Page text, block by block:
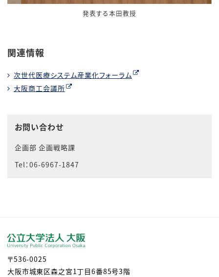
発表する本田教授
関連情報
次世代医療システム産業化フォーラム
大阪商工会議所
お問い合わせ
企画部 企画戦略課
Tel：06-6967-1847
〒536-0025
大阪市城東区森之宮1丁目6番85号3階